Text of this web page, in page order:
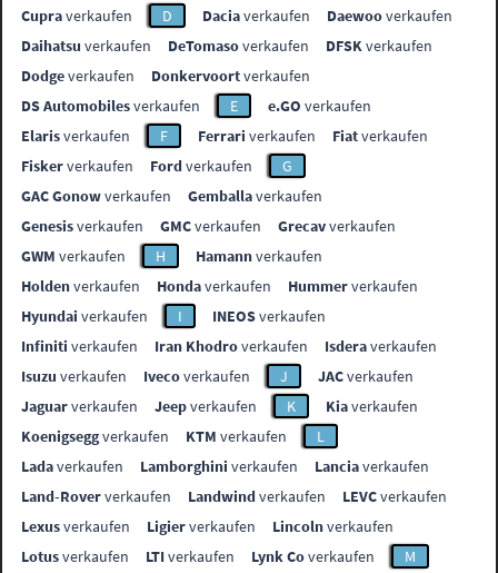
Cupraverkaufen D Daciaverkaufen Daewooverkaufen
Daihatsu verkaufen DeTomasoverkaufen DFSKverkaufen
Dodgeverkaufen Donkervoortverkaufen
DS Automobilesverkaufen E e.GO verkaufen
Elarisverkaufen F Ferrari verkaufen Fiatverkaufen
Fiskerverkaufen Fordverkaufen
G
GAC Gonowverkaufen Gemballaverkaufen
Genesisverkaufen GMCverkaufen Grecavverkaufen
GWM verkaufen H Hamannverkaufen
Holdenverkaufen Hondaverkaufen Hummerverkaufen
Hyundai verkaufen I INEOSverkaufen
Infiniti verkaufen Iran Khodroverkaufen Isderaverkaufen
Isuzu verkaufen Ivecoverkaufen J JACverkaufen
Jaguarverkaufen Jeepverkaufen K Kiaverkaufen
Koenigseggverkaufen KTM verkaufen
L
Ladaverkaufen Lamborghini verkaufen Lanciaverkaufen
Land-Roververkaufen Landwindverkaufen LEVCverkaufen
Lexusverkaufen Ligierverkaufen Lincolnverkaufen
Lotusverkaufen LTIverkaufen Lynk Coverkaufen
M